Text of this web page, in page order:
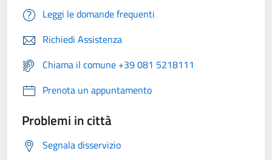
Leggi le domande frequenti
Richiedi Assistenza
Chiama il comune +39 081 5218111
Prenota un appuntamento
Problemi in città
Segnala disservizio